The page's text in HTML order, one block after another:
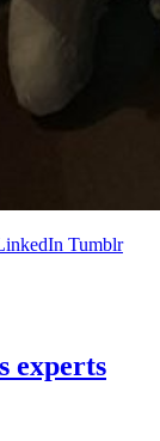
Tumblr
experts